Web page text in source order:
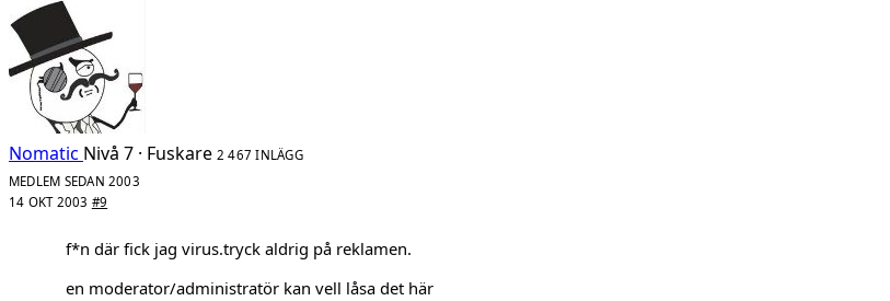
Nomatic Nivå 7 · Fuskare 2 467 INLÄGG
MEDLEM SEDAN 2003
14 OKT 2003 #9
f*n där fick jag virus.tryck aldrig på reklamen.
en moderator/administratör kan vell låsa det här